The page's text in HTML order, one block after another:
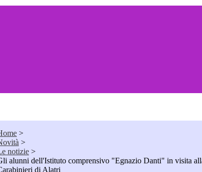
>
>
notizie >
alunni dell'Istituto comprensivo "Egnazio Danti" in visita
di Alatri